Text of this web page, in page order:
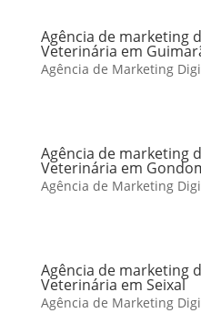
Agência de marketing
Veterinária em
Agência de Marketing
Agência de marketing
Veterinária em
Agência de Marketing
Agência de marketing
Veterinária em Seixal
Agência de Marketing